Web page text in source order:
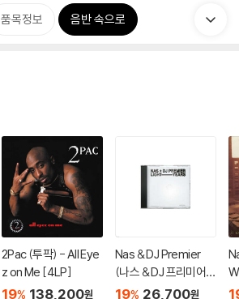
품목정보 음반 속으로
2Pac (투팍) - All Eye
z on Me [4LP]
19% 138,200원
Nas & DJ Premier
(나스 & DJ 프리미어)
- Light-Years
19% 26,700원